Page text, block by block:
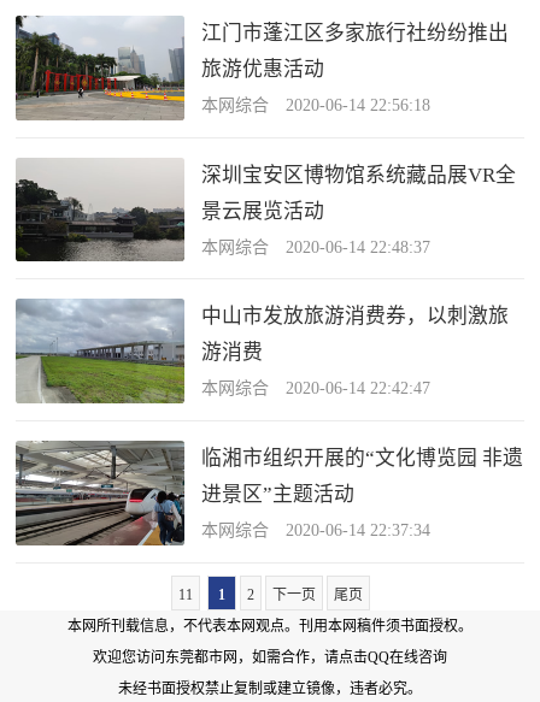
江门市蓬江区多家旅行社纷纷推出
旅游优惠活动
本网综合 2020-06-14 22:56:18
深圳宝安区博物馆系统藏品展VR全
景云展览活动
本网综合 2020-06-14 22:48:37
中山市发放旅游消费券，以刺激旅
游消费
本网综合 2020-06-14 22:42:47
临湘市组织开展的“文化博览园 非遗
进景区”主题活动‬
本网综合 2020-06-14 22:37:34
11 1 2 下一页
尾页
本网所刊载信息，不代表本网观点。刊用本网稿件须书面授权。
欢迎您访问东莞都市网，如需合作， 请点击QQ在线咨询
未经书面授权禁止复制或建立镜像，违者必究。